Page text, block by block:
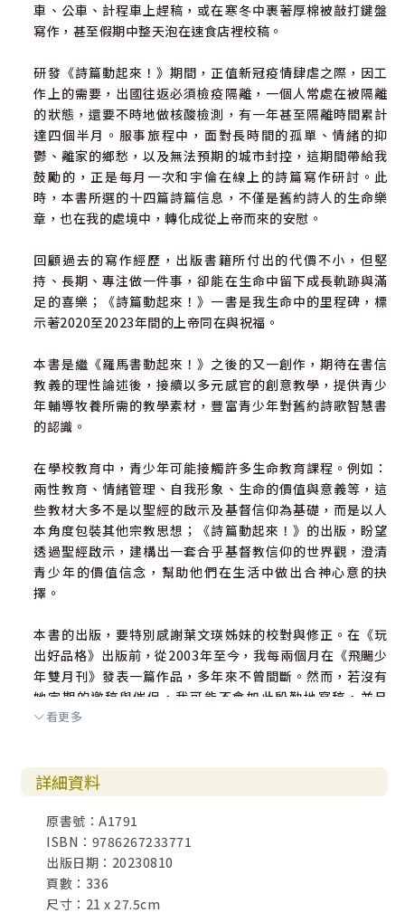
車、公車、計程車上趕稿，或在寒冬中裹著厚棉被敲打鍵盤
寫作，甚至假期中整天泡在速食店裡校稿。
研發《詩篇動起來！》期間，正值新冠疫情肆虐之際，因工
作上的需要，出國往返必須檢疫隔離，一個人常處在被隔離
的狀態，還要不時地做核酸檢測，有一年甚至隔離時間累計
達四個半月。服事旅程中，面對長時間的孤單、情緒的抑
鬱、離家的鄉愁，以及無法預期的城市封控，這期間帶給我
鼓勵的，正是每月一次和宇倫在線上的詩篇寫作研討。此
時，本書所選的十四篇詩篇信息，不僅是舊約詩人的生命樂
章，也在我的處境中，轉化成從上帝而來的安慰。
回顧過去的寫作經歷，出版書籍所付出的代價不小，但堅
持、長期、專注做一件事，卻能在生命中留下成長軌跡與滿
足的喜樂；《詩篇動起來！》一書是我生命中的里程碑，標
示著2020至2023年間的上帝同在與祝福。
本書是繼《羅馬書動起來！》之後的又一創作，期待在書信
教義的理性論述後，接續以多元感官的創意教學，提供青少
年輔導牧養所需的教學素材，豐富青少年對舊約詩歌智慧書
的認識。
在學校教育中，青少年可能接觸許多生命教育課程。例如：
兩性教育、情緒管理、自我形象、生命的價值與意義等，這
些教材大多不是以聖經的啟示及基督信仰為基礎，而是以人
本角度包裝其他宗教思想；《詩篇動起來！》的出版，盼望
透過聖經啟示，建構出一套合乎基督教信仰的世界觀，澄清
青少年的價值信念，幫助他們在生活中做出合神心意的抉
擇。
本書的出版，要特別感謝葉文瑛姊妹的校對與修正。在《玩
出好品格》出版前，從2003年至今，我每兩個月在《飛颺少
年雙月刊》發表一篇作品，多年來不曾間斷。然而，若沒有
她定期的邀稿與催促，我可能不會如此殷勤地寫稿，並且
「堅持、長期、專注做一件事」。在文字工作的使命中，文
此外，要格外感謝「校園書房出版社」文字部團隊給予的協
助；謝謝胡嵐芸姊妹、林子皓弟兄、陳玟錚姊妹、東紋尼姊
妹，以及美編黃志雄弟兄的用心，使稿件得以精緻地呈現在
讀者面前。謝謝「中華福音神學院」舊約教授、教牧博士科
暨宣教博士科主任吳獻章老師，在繁忙中為本書寫推薦序，
這份師生情誼令人銘感於心；感謝「浸信會百年教會」林子
傑牧師寫序推薦本書，引導讀者從青少年輔導的角度，認識
看更多
詳細資料
原書號：A1791
ISBN：9786267233771
出版日期：20230810
頁數：336
尺寸：21 x 27.5cm